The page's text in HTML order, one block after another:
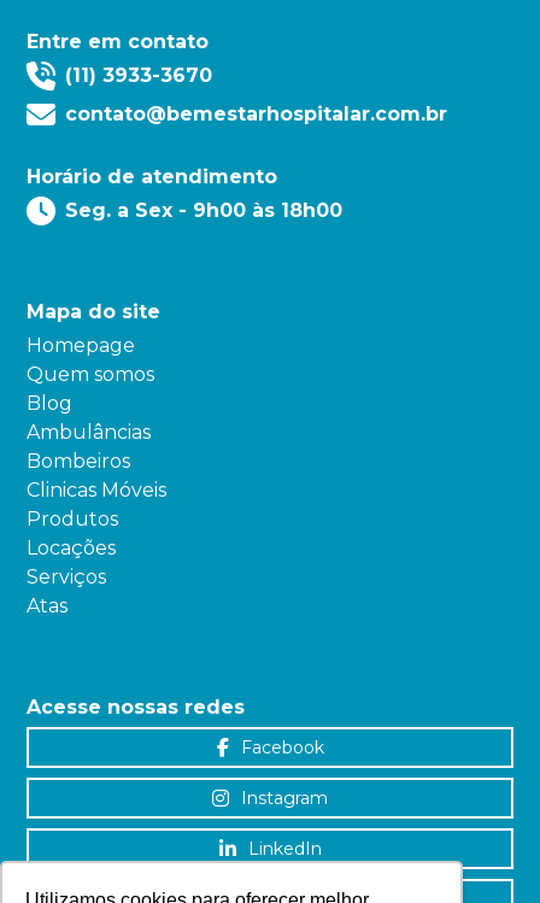
Entre em contato
(11) 3933-3670
contato@bemestarhospitalar.com.br
Horário de atendimento
Seg. a Sex - 9h00 às 18h00
Mapa do site
Homepage
Quem somos
Blog
Ambulâncias
Bombeiros
Clinicas Móveis
Produtos
Locações
Serviços
Atas
Acesse nossas redes
Facebook
Instagram
LinkedIn